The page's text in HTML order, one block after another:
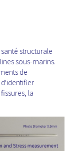
structurale
sous-marins.
de
la